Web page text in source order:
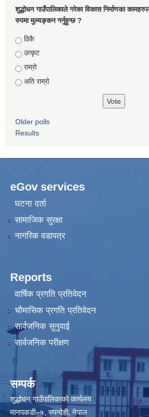
शुद्धोधन गाउँपालिकाले गरेका विकास निर्माणका
रुपमा मुल्यङ्कन गर्नुहुन्छ ?
Choices
ठिकै
उत्कृट
राम्रो
अति राम्रो
Older polls
Results
eGov services
घटना दर्ता
सामाजिक सुरक्षा
नागरिक वडापत्र
Reports
वार्षिक प्रगति प्रतिवेदन
चौमासिक प्रगति प्रतिवेदन
सार्वजनिक सुनुवाई
सार्वजनिक परीक्षण
सम्पर्क
शुद्धोधन गाउँपालिकाको कार्यलय
मानपकडी–५, रुपन्देही, नेपाल